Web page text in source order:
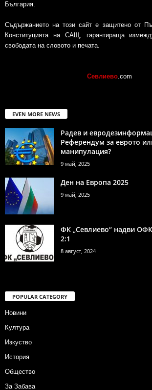
България.
Съдържанието на този сайт е защитено от
Конституцията на САЩ, гарантираща
свободата на словото и печата.
Севлиево.com
EVEN MORE NEWS
Радев и
Референдум за еврото
манипулация?
9 май, 2025
Ден на Европа 2025
9 май, 2025
ФК „Севлиево“ надви
2:1
8 август, 2024
POPULAR CATEGORY
Новини
Култура
Изкуство
История
Общество
За Забава